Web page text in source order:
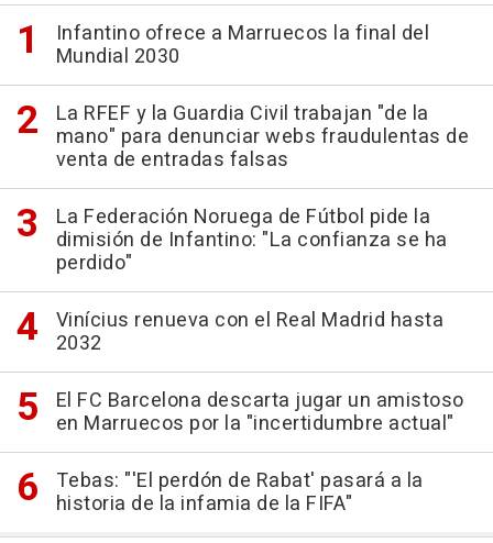
Infantino ofrece a Marruecos la final del
Mundial 2030
La RFEF y la Guardia Civil trabajan "de la
mano" para denunciar webs fraudulentas de
venta de entradas falsas
La Federación Noruega de Fútbol pide la
dimisión de Infantino: "La confianza se ha
perdido"
Vinícius renueva con el Real Madrid hasta
2032
El FC Barcelona descarta jugar un amistoso
en Marruecos por la "incertidumbre actual"
Tebas: "'El perdón de Rabat' pasará a la
historia de la infamia de la FIFA"